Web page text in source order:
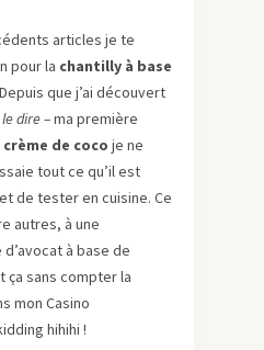
articles je te
pour la chantilly à base
que j’ai découvert
dire –ma première
de coco je ne
tout ce qu’il est
de tester en cuisine. Ce
autres, à une
à base de
ça sans compter la
mon Casino
hihihi !